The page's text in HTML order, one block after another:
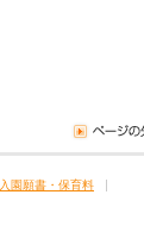
入園願書・保育料